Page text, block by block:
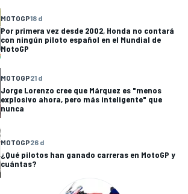
MOTOGP18 d
Por primera vez desde 2002, Honda no contará
con ningún piloto español en el Mundial de
MotoGP
MOTOGP21 d
Jorge Lorenzo cree que Márquez es "menos
explosivo ahora, pero más inteligente" que
nunca
MOTOGP26 d
¿Qué pilotos han ganado carreras en MotoGP y
cuántas?